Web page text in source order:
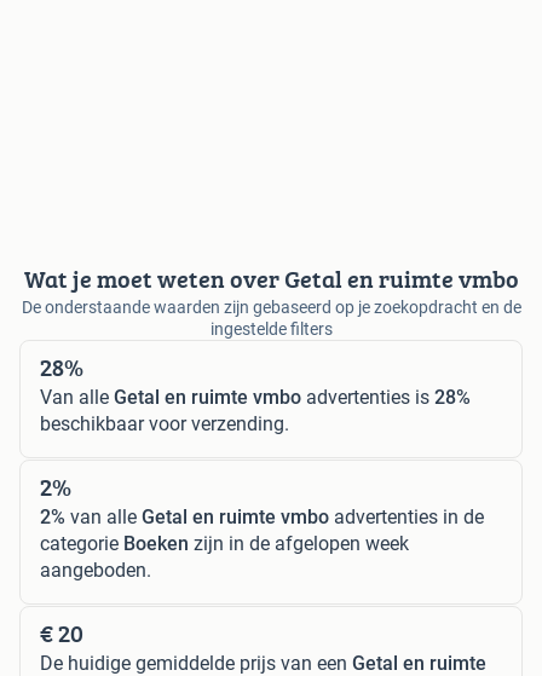
Wat je moet weten over Getal en ruimte vmbo
De onderstaande waarden zijn gebaseerd op je zoekopdracht en de
ingestelde filters
28%
Van alle Getal en ruimte vmbo advertenties is 28%
beschikbaar voor verzending.
2%
2% van alle Getal en ruimte vmbo advertenties in de
categorie Boeken zijn in de afgelopen week
aangeboden.
€ 20
De huidige gemiddelde prijs van een Getal en ruimte